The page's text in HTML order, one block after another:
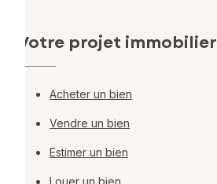
Votre projet immobilier
Acheter un bien
Vendre un bien
Estimer un bien
Louer un bien